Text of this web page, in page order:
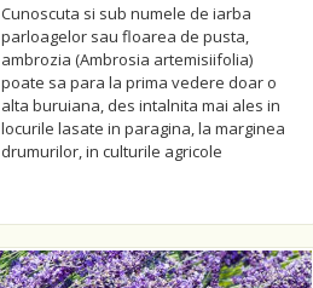
Cunoscuta si sub numele de iarba
parloagelor sau floarea de pusta,
ambrozia (Ambrosia artemisiifolia)
poate sa para la prima vedere doar o
alta buruiana, des intalnita mai ales in
locurile lasate in paragina, la marginea
drumurilor, in culturile agricole